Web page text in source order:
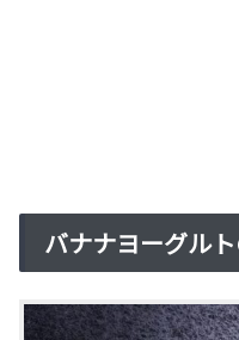
バナナヨーグル